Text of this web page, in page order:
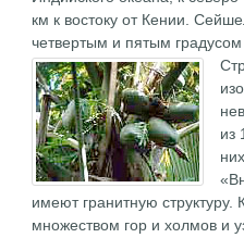
км к востоку от Кении.
четвертым и пятым градусом
из
имеют гранитную структуру.
множеством гор и холмов и